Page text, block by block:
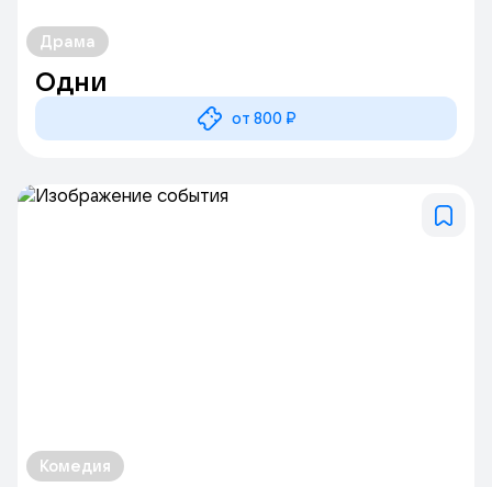
Драма
Одни
от 800 ₽
Комедия